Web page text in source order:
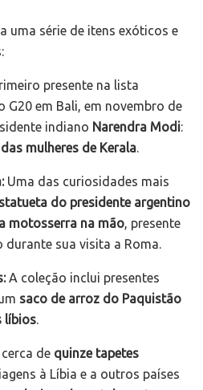
uma série de itens exóticos e
presente na lista
G20 em Bali, em novembro de
indiano Narendra Modi:
mulheres de Kerala.
Uma das curiosidades mais
do presidente argentino
motosserra na mão, presente
sua visita a Roma.
A coleção inclui presentes
saco de arroz do Paquistão
líbios.
de quinze tapetes
à Líbia e a outros países